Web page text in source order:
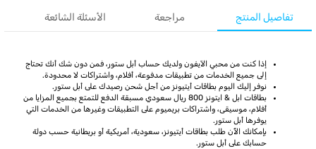
تفاصيل المنتج مراجعة الأسئلة الشائعة
إذا كنت من محبي الآيفون ولديك حساب أبل ستور، فمن دون شك أنك تحتاج
إلى جميع الخدمات من تطبيقات مدفوعة، أفلام، واشتراكات لا محدودة.
نوفر إليك اليوم بطاقات أيتيونز من أجل شحن رصيدك على أبل ستور.
بطاقات ابل & ايتونز 800 ريال سعودي مسبقة الدفع للتمتع بجميع المزايا من
أفلام، موسيقى، واشتراكات بريميوم على التطبيقات وغيرها من الخدمات التي
يوفرها أبل ستور.
بإمكانك الٱن طلب بطاقات أيتيونز، سعودية، أمريكية أو بريطانية حسب دولة
حسابك على أبل ستور.